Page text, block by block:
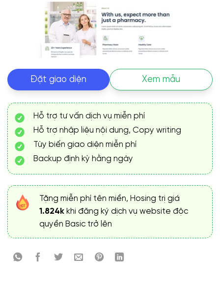
Đặt giao diện Xem mẫu
Hỗ trợ tư vấn dịch vụ miễn phí
Hỗ trợ nhập liệu nội dung, Copy writing
Tùy biến giao diện miễn phí
Backup định kỳ hằng ngày
Tặng miễn phí tên miền, Hosing trị giá
1.824k khi đăng ký dịch vụ website độc
quyền Basic trở lên